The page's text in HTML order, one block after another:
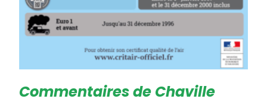
Commentaires de Chaville